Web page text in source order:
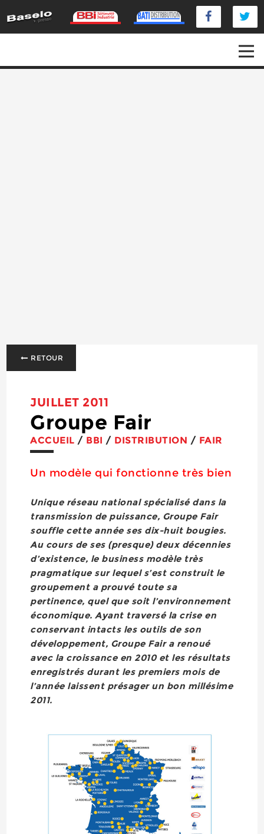
RETOUR
JUILLET 2011
Groupe Fair
ACCUEIL / BBI / DISTRIBUTION / FAIR
Un modèle qui fonctionne très bien
Unique réseau national spécialisé dans la
transmission de puissance, Groupe Fair
souffle cette année ses dix-huit bougies.
Au cours de ses (presque) deux décennies
d’existence, le business modèle très
pragmatique sur lequel s’est construit le
groupement a prouvé toute sa
pertinence, quel que soit l’environnement
économique. Ayant traversé la crise en
conservant intacts les outils de son
développement, Groupe Fair a renoué
avec la croissance en 2010 et les résultats
enregistrés durant les premiers mois de
l’année laissent présager un bon millésime
2011.